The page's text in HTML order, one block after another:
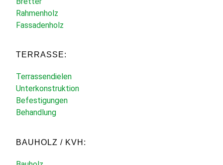
Rahmenholz
Fassadenholz
TERRASSE:
Terrassendielen
Unterkonstruktion
Befestigungen
Behandlung
BAUHOLZ / KVH: